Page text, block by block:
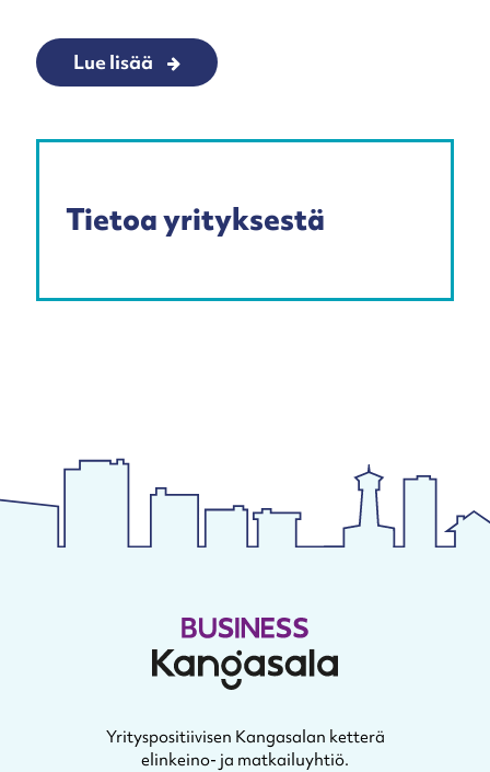
Lue lisää
Tietoa yrityksestä
Yrityspositiivisen Kangasalan ketterä
elinkeino- ja matkailuyhtiö.